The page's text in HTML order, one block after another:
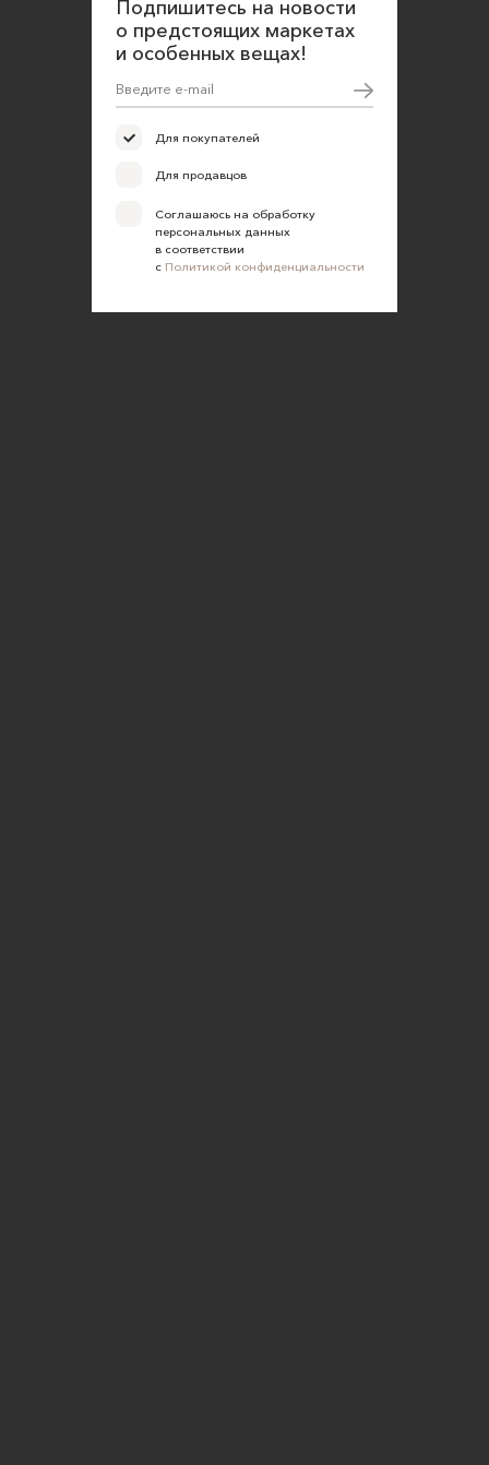
Согласие на обработку персональных данных
Подпишитесь на новости
о предстоящих маркетах
и особенных вещах!
Для покупателей
Для продавцов
Соглашаюсь на обработку
персональных данных
в соответствии
с Политикой конфиденциальности